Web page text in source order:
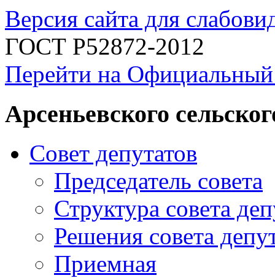
Версия сайта для
ГОСТ Р52872-2012
Перейти на
Арсеньевского
Совет депутатов
Председатель совета
Структура совета
Решения совета
Приемная